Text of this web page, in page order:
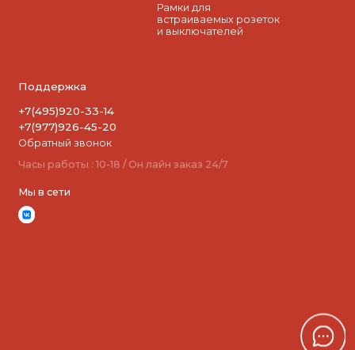
Рамки для
встраиваемых розеток
и выключателей
Поддержка
+7(495)920-33-14
+7(977)926-45-20
Обратный звонок
Часы работы : 10-18 / Он лайн заказ 24/7
Мы в сети